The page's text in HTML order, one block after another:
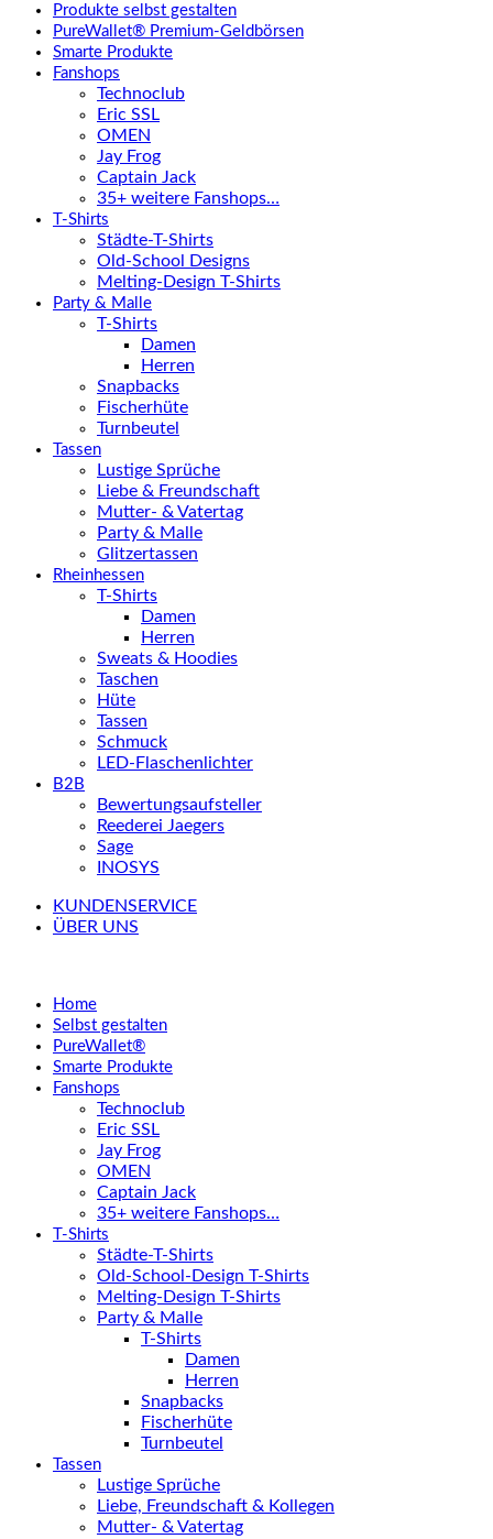
Produkte selbst gestalten
PureWallet® Premium-Geldbörsen
Smarte Produkte
Fanshops
Technoclub
Eric SSL
OMEN
Jay Frog
Captain Jack
35+ weitere Fanshops…
T-Shirts
Städte-T-Shirts
Old-School Designs
Melting-Design T-Shirts
Party & Malle
T-Shirts
Damen
Herren
Snapbacks
Fischerhüte
Turnbeutel
Tassen
Lustige Sprüche
Liebe & Freundschaft
Mutter- & Vatertag
Party & Malle
Glitzertassen
Rheinhessen
T-Shirts
Damen
Herren
Sweats & Hoodies
Taschen
Hüte
Tassen
Schmuck
LED-Flaschenlichter
B2B
Bewertungsaufsteller
Reederei Jaegers
Sage
INOSYS
KUNDENSERVICE
ÜBER UNS
Home
Selbst gestalten
PureWallet®
Smarte Produkte
Fanshops
Technoclub
Eric SSL
Jay Frog
OMEN
Captain Jack
35+ weitere Fanshops…
T-Shirts
Städte-T-Shirts
Old-School-Design T-Shirts
Melting-Design T-Shirts
Party & Malle
T-Shirts
Damen
Herren
Snapbacks
Fischerhüte
Turnbeutel
Tassen
Lustige Sprüche
Liebe, Freundschaft & Kollegen
Mutter- & Vatertag